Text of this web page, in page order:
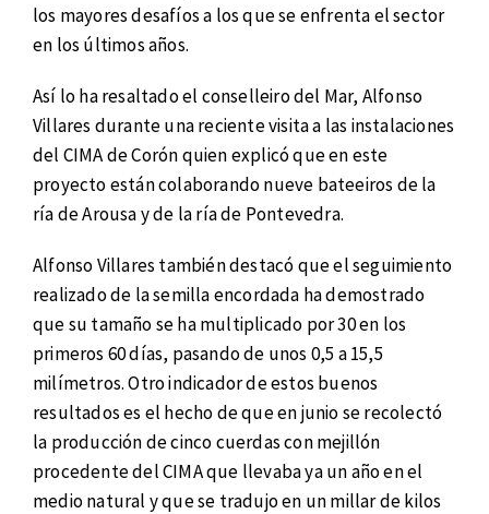
los mayores desafíos a los que se enfrenta el sector
en los últimos años.
Así lo ha resaltado el conselleiro del Mar, Alfonso
Villares durante una reciente visita a las instalaciones
del CIMA de Corón quien explicó que en este
proyecto están colaborando nueve bateeiros de la
ría de Arousa y de la ría de Pontevedra.
Alfonso Villares también destacó que el seguimiento
realizado de la semilla encordada ha demostrado
que su tamaño se ha multiplicado por 30 en los
primeros 60 días, pasando de unos 0,5 a 15,5
milímetros. Otro indicador de estos buenos
resultados es el hecho de que en junio se recolectó
la producción de cinco cuerdas con mejillón
procedente del CIMA que llevaba ya un año en el
medio natural y que se tradujo en un millar de kilos